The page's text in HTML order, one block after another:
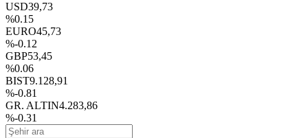
USD39,73
%0.15
EURO45,73
%-0.12
GBP53,45
%0.06
BIST9.128,91
%-0.81
GR. ALTIN4.283,86
%-0.31